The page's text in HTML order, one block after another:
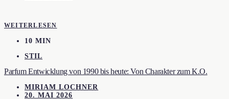
WEITERLESEN
10 MIN
STIL
Parfum Entwicklung von 1990 bis heute: Von Charakter zum K.O.
MIRIAM LOCHNER
20. MAI 2026